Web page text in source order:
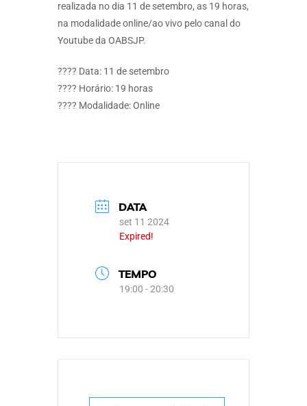
realizada no dia 11 de setembro, as 19 horas,
na modalidade online/ao vivo pelo canal do
Youtube da OABSJP.
???? Data: 11 de setembro
???? Horário: 19 horas
???? Modalidade: Online
DATA
set 11 2024
Expired!
TEMPO
19:00 - 20:30